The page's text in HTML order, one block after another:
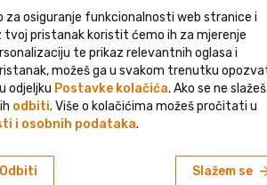
za osiguranje funkcionalnosti web stranice i
tvoj pristanak koristit ćemo ih za mjerenje
te prikaz relevantnih oglasa i
možeš ga u svakom trenutku
odjeljku Postavke kolačića. Ako se ne
odbiti. Više o kolačićima možeš pročitati u
i osobnih podataka.
Odbiti Slažem se